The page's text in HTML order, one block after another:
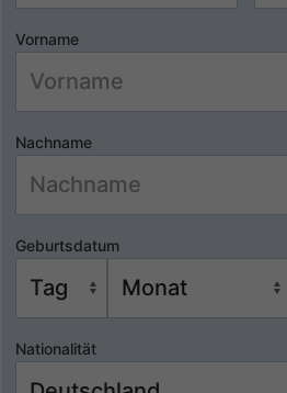
Vorname
Nachname
Geburtsdatum
Nationalität